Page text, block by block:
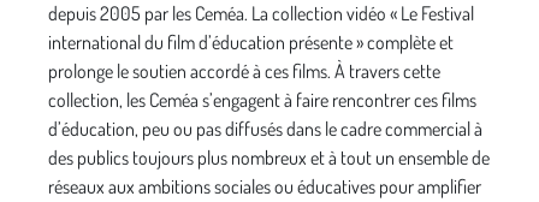
depuis 2005 par les Ceméa. La collection vidéo « Le Festival
international du film d’éducation présente » complète et
prolonge le soutien accordé à ces films. À travers cette
collection, les Ceméa s’engagent à faire rencontrer ces films
d’éducation, peu ou pas diffusés dans le cadre commercial à
des publics toujours plus nombreux et à tout un ensemble de
réseaux aux ambitions sociales ou éducatives pour amplifier